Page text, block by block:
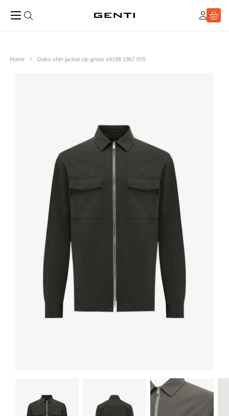
Home Oaks shirt jacket zip groen s4198 1967 070